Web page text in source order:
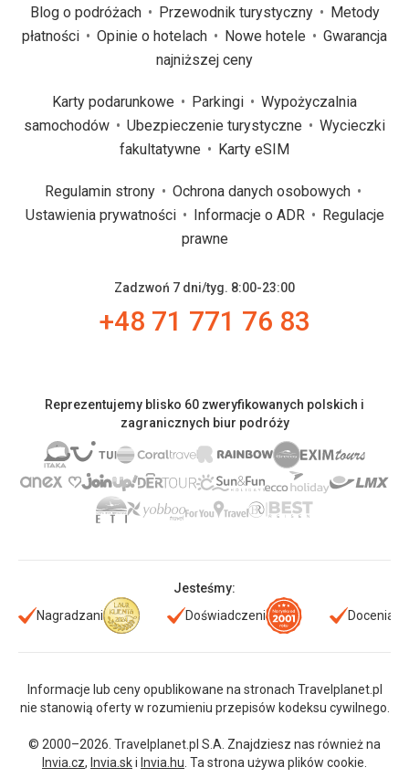
Blog o podróżach Przewodnik turystyczny
Metody
płatności
Opinie o hotelach Nowe hotele
Gwarancja
najniższej ceny
Karty podarunkowe Parkingi
Wypożyczalnia
samochodów
Ubezpieczenie turystyczne
Wycieczki
fakultatywne
Karty eSIM
Regulamin strony
Ochrona danych osobowych
Ustawienia prywatności
Informacje o ADR
Regulacje
prawne
Zadzwoń 7 dni/tyg. 8:00-23:00
+48 71 771 76 83
Reprezentujemy blisko 60 zweryfikowanych polskich i
zagranicznych biur podróży
Jesteśmy:
Nagradzani
Doświadczeni Doceniani
Informacje lub ceny opublikowane na stronach Travelplanet.pl
nie stanowią oferty w rozumieniu przepisów kodeksu cywilnego.
© 2000–2026. Travelplanet.pl S.A. Znajdziesz nas również na
Invia.cz, Invia.ski Invia.hu . Ta strona używa plików cookie.